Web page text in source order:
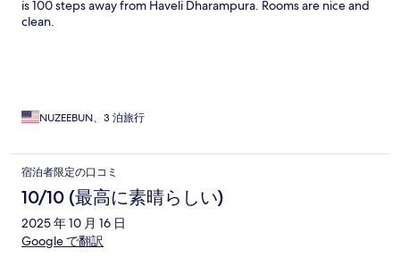
is 100 steps away from Haveli Dharampura. Rooms are nice and
clean.
NUZEEBUN、3 泊旅行
宿泊者限定の口コミ
10/10 (最高に素晴らしい)
2025 年 10 月 16 日
Google で翻訳